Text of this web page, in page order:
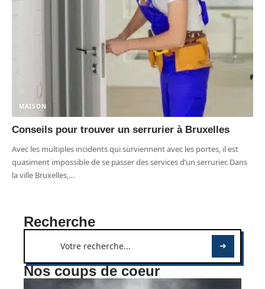
MAISON
Conseils pour trouver un serrurier à Bruxelles
Avec les multiples incidents qui surviennent avec les portes, il est
quasiment impossible de se passer des services d’un serrurier. Dans
la ville Bruxelles,…
Recherche
Nos coups de coeur